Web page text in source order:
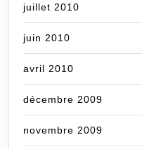
juillet 2010
juin 2010
avril 2010
décembre 2009
novembre 2009